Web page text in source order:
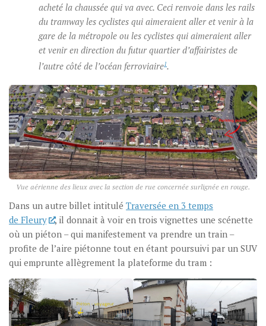
acheté la chaussée qui va avec. Ceci renvoie dans les rails
du tramway les cyclistes qui aimeraient aller et venir à la
gare de la métropole ou les cyclistes qui aimeraient aller
et venir en direction du futur quartier d’affairistes de
l’autre côté de l’océan ferroviaire1.
Vue aérienne des lieux avec la section de rue concernée surlignée en rouge.
Dans un autre billet intitulé Traversée en 3 temps
de Fleury
, il donnait à voir en trois vignettes une scénette
où un piéton – qui manifestement va prendre un train –
profite de l’aire piétonne tout en étant poursuivi par un SUV
qui emprunte allègrement la plateforme du tram :